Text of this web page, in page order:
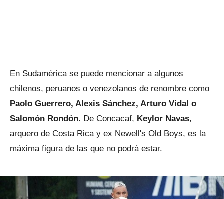
En Sudamérica se puede mencionar a algunos
chilenos, peruanos o venezolanos de renombre como
Paolo Guerrero, Alexis Sánchez, Arturo Vidal o
Salomón Rondón. De Concacaf, Keylor Navas,
arquero de Costa Rica y ex Newell's Old Boys, es la
máxima figura de las que no podrá estar.